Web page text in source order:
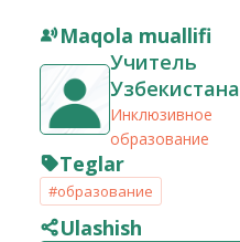
Maqola muallifi
Учитель
Узбекистана
Инклюзивное
образование
Teglar
#образование
Ulashish